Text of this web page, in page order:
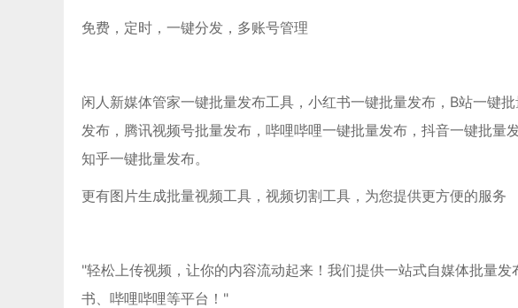
免费，定时，一键分发，多账号管理
闲人新媒体管家一键批量发布工具，小红书一键批量发布，B站一键
发布，腾讯视频号批量发布，哔哩哔哩一键批量发布，抖音一键批量
知乎一键批量发布。
更有图片生成批量视频工具，视频切割工具，为您提供更方便的服务
"轻松上传视频，让你的内容流动起来！我们提供一站式自媒体批量
书、哔哩哔哩等平台！"